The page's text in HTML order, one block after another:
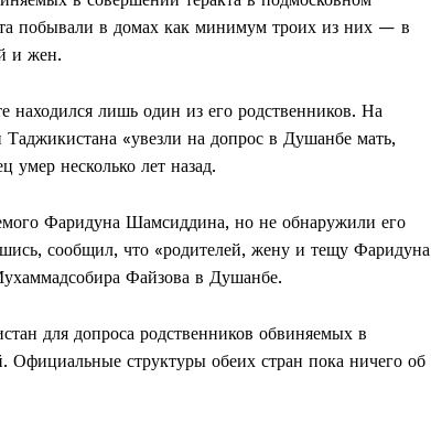
побывали в домах как минимум троих из них — в
и жен.
находился лишь один из его родственников. На
«увезли на допрос в Душанбе мать,
умер несколько лет назад.
Фаридуна Шамсиддина, но не обнаружили его
сообщил, что «родителей, жену и тещу Фаридуна
Файзова в Душанбе.
для допроса родственников обвиняемых в
Официальные структуры обеих стран пока ничего об